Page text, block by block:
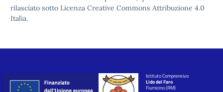
rilasciato sotto Licenza Creative Commons Attribuzione 4.0
Italia.
Istituto Comprensivo
Lido del Faro
Fiumicino (RM)